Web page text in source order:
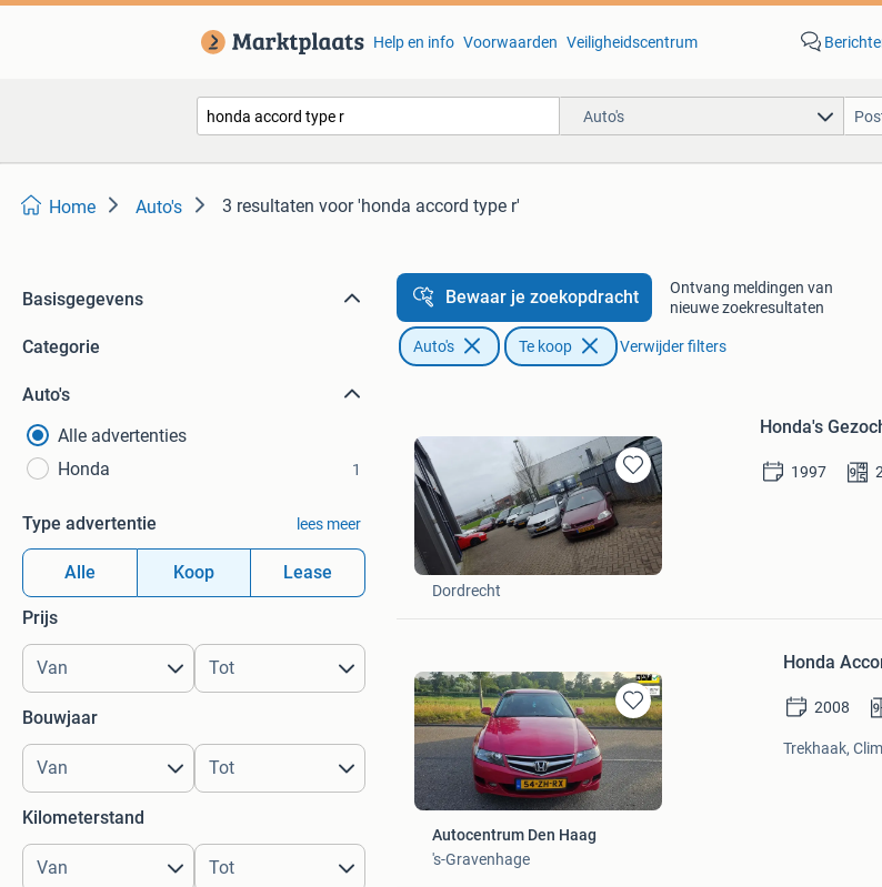
Help en info Voorwaarden Veiligheidscentrum
Auto's
Home Auto's 3 resultaten voor 'honda accord type r'
Basisgegevens
Categorie
Auto's
Alle advertenties
Honda
1
Type advertentie lees meer
Alle Koop Lease
Prijs
Bouwjaar
Kilometerstand
Bewaar je zoekopdracht
Ontvang meldingen van
nieuwe zoekresultaten
Auto's Te koop Verwijder filters
Bewaren
in
Mijn
Favorieten
Honda's
1997
Bennie
Dordrecht
Bewaren
in
Mijn
Favorieten
Honda
2008
Trekhaak,
Autocentrum Den Haag
's-Gravenhage